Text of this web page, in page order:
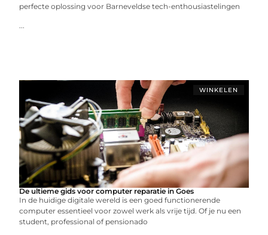
perfecte oplossing voor Barneveldse tech-enthousiastelingen
...
WINKELEN
De ultieme gids voor computer reparatie in Goes
In de huidige digitale wereld is een goed functionerende
computer essentieel voor zowel werk als vrije tijd. Of je nu een
student, professional of pensionado